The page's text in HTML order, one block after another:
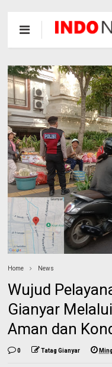
Home News
Wujud
Gianyar
Aman dan
0 Tatag Gianyar